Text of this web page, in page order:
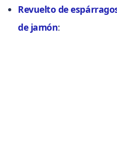
Revuelto de
de jamón: